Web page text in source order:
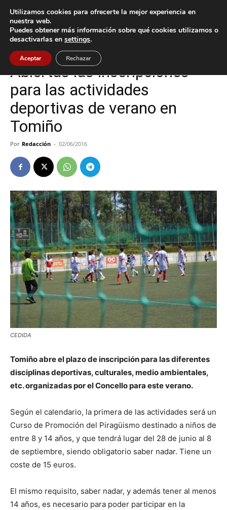
Inicio Cultura / Ocio
Cultura / Ocio Tomiño
Abiertas las inscripciones
para las actividades
deportivas de verano en
Tomiño
Por Redacción - 02/06/2016
CEDIDA
Tomiño abre el plazo de inscripción para las diferentes
disciplinas deportivas, culturales, medio ambientales,
etc. organizadas por el Concello para este verano.
Según el calendario, la primera de las actividades será un
Curso de Promoción del Piragüismo destinado a niños de
entre 8 y 14 años, y que tendrá lugar del 28 de junio al 8
de septiembre, siendo obligatorio saber nadar. Tiene un
coste de 15 euros.
El mismo requisito, saber nadar, y además tener al menos
14 años, es necesario para poder participar en la
Utilizamos cookies para ofrecerte la mejor experiencia en
nuestra web.
Puedes obtener más información sobre qué cookies utilizamos o
desactivarlas en settings.
Aceptar Rechazar